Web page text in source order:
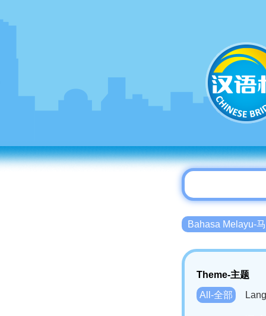
Bahasa Melayu-
Theme-主题
All-全部